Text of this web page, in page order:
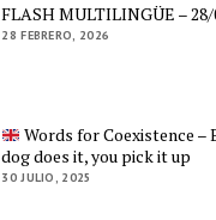
FLASH MULTILINGÜE – 28/
28 FEBRERO, 2026
Words for Coexistence –
dog does it, you pick it up
30 JULIO, 2025